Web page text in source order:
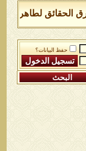
الحقائق لطاهر
حفظ البيانات؟
البحث